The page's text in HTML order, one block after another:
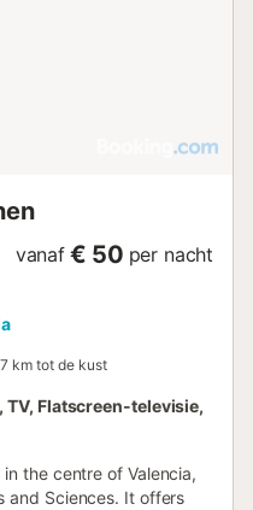
vanaf € 50 per nacht
km tot de kust
Flatscreen-televisie,
the centre of Valencia,
and Sciences. It offers